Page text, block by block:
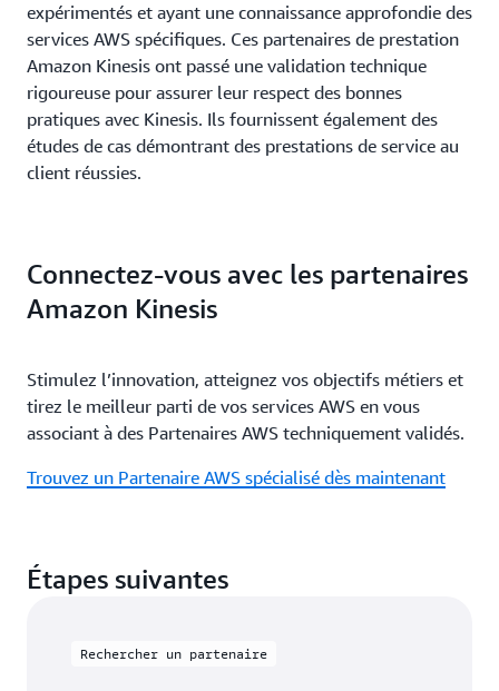
expérimentés et ayant une connaissance approfondie des
services AWS spécifiques. Ces partenaires de prestation
Amazon Kinesis ont passé une validation technique
rigoureuse pour assurer leur respect des bonnes
pratiques avec Kinesis. Ils fournissent également des
études de cas démontrant des prestations de service au
client réussies.
Connectez-vous avec les partenaires
Amazon Kinesis
Stimulez l’innovation, atteignez vos objectifs métiers et
tirez le meilleur parti de vos services AWS en vous
associant à des Partenaires AWS techniquement validés.
Trouvez un Partenaire AWS spécialisé dès maintenant
Étapes suivantes
Rechercher un partenaire